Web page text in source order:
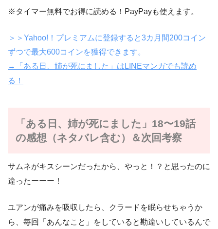
※タイマー無料でお得に読める！PayPayも使えます。
＞＞Yahoo!！プレミアムに登録すると3カ月間200コイン
ずつで最大600コインを獲得できます。
→「ある日、姉が死にました」はLINEマンガでも読め
る！
「ある日、姉が死にました」18〜19話
の感想（ネタバレ含む）＆次回考察
サムネがキスシーンだったから、やっと！？と思ったのに
違ったーーー！
ユアンが痛みを吸収したら、クラードを眠らせちゃうか
ら、毎回「あんなこと」をしていると勘違いしているんで